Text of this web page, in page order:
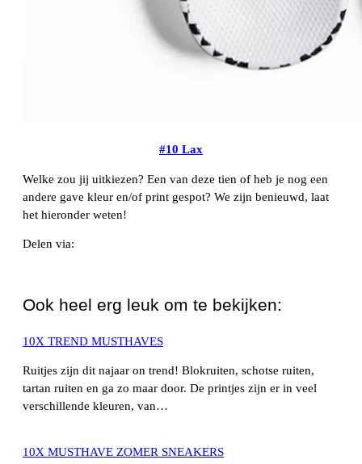
#10 Lax
Welke zou jij uitkiezen? Een van deze tien of heb je nog een
andere gave kleur en/of print gespot? We zijn benieuwd, laat
het hieronder weten!
Delen via:
Ook heel erg leuk om te bekijken:
10X TREND MUSTHAVES
Ruitjes zijn dit najaar on trend! Blokruiten, schotse ruiten,
tartan ruiten en ga zo maar door. De printjes zijn er in veel
verschillende kleuren, van…
10X MUSTHAVE ZOMER SNEAKERS